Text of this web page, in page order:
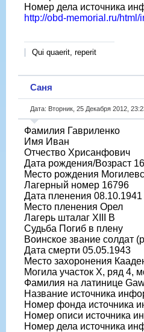
Номер дела источника
http://obd-memorial.ru/
Qui quaerit, reperit
Саня
Дата: Вторник, 25 Декабря 2012,
Фамилия Гавриленко
Имя Иван
Отчество Хрисанфович
Дата рождения/Возраст
Место рождения
Лагерный номер 16796
Дата пленения 08.10.1941
Место пленения Орел
Лагерь шталаг XIII B
Судьба Погиб в плену
Воинское звание солдат
Дата смерти 05.05.1943
Место захоронения
Могила участок X, ряд 4,
Фамилия на латинице
Название источника
Номер фонда источника
Номер описи источника
Номер дела источника